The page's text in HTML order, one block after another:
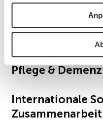
Kommunikation
Pflege &
Internationale
Zusammenarbeit